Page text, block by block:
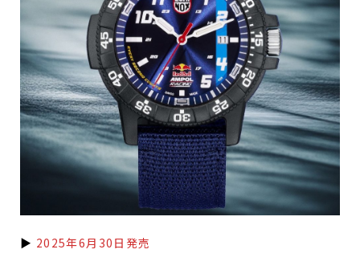
▶ 2025年6月30日発売